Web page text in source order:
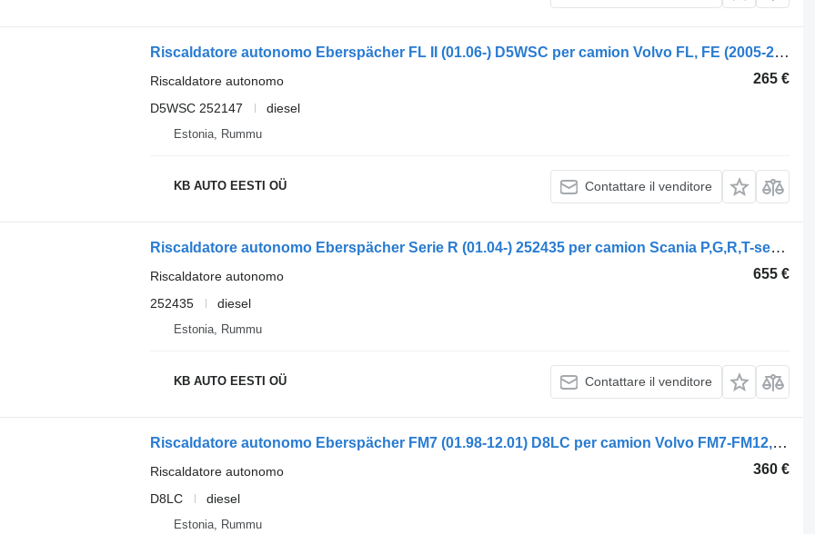
Riscaldatore autonomo Eberspächer FL II (01.06-) D5WSC per camion Volvo FL, FE (2005-2014)
265 €
Riscaldatore autonomo
D5WSC 252147
diesel
Estonia, Rummu
KB AUTO EESTI OÜ Contattare il venditore
Riscaldatore autonomo Eberspächer Serie R (01.04-) 252435 per camion Scania P,G,R,T-series (2004-2017)
655 €
Riscaldatore autonomo
252435
diesel
Estonia, Rummu
KB AUTO EESTI OÜ Contattare il venditore
Riscaldatore autonomo Eberspächer FM7 (01.98-12.01) D8LC per camion Volvo FM7-FM12, FM, FMX (1998-2014)
360 €
Riscaldatore autonomo
D8LC
diesel
Estonia, Rummu